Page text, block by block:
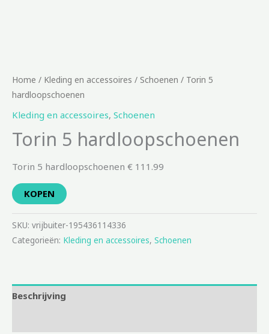
Home / Kleding en accessoires / Schoenen / Torin 5
hardloopschoenen
Kleding en accessoires, Schoenen
Torin 5 hardloopschoenen
Torin 5 hardloopschoenen € 111.99
KOPEN
SKU: vrijbuiter-195436114336
Categorieën: Kleding en accessoires, Schoenen
Beschrijving